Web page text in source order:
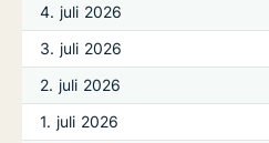
4. juli 2026
3. juli 2026
2. juli 2026
1. juli 2026